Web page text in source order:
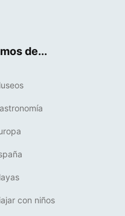
de...
con niños